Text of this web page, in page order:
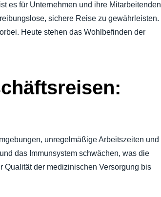
es für Unternehmen und ihre Mitarbeitenden
sichere Reise zu gewährleisten.
Heute stehen das Wohlbefinden der
unregelmäßige Arbeitszeiten und
das Immunsystem schwächen, was die
der medizinischen Versorgung bis